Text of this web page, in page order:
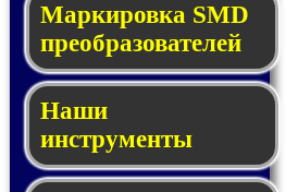
Мар­ки­ров­ка SMD
пре­об­ра­зо­ва­те­лей
Наши
инструменты